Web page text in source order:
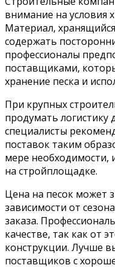
внимание на условия
Материал,
содержать
профессионалы
поставщиками,
хранение песка и
При крупных
продумать логистику
специалисты
поставок таким
мере необходимости,
на стройплощадке.
Цена на песок может
зависимости от
заказа.
качестве, так как от
конструкции. Лучше
поставщиков с